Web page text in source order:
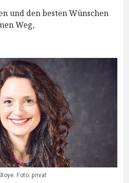
und den besten Wünschen
Weg,
Foto: privat